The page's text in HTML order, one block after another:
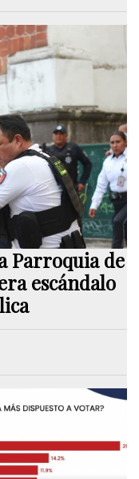
Parroquia de
escándalo